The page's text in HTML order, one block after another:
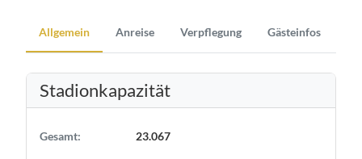
Allgemein Anreise Verpflegung Gästeinfos
Stadionkapazität
Gesamt: 23.067